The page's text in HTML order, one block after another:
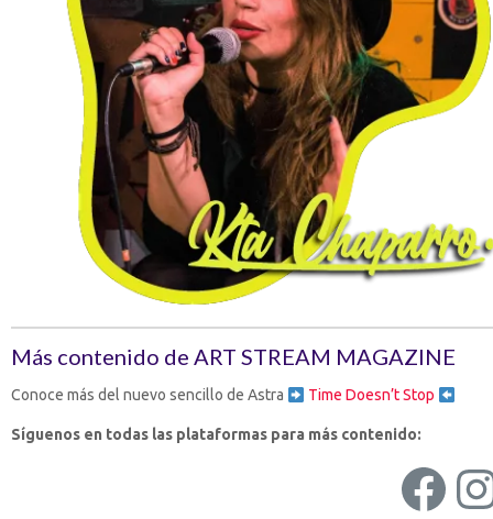
Más contenido de ART STREAM MAGAZINE
Conoce más del nuevo sencillo de Astra Time Doesn’t Stop
Síguenos en todas las plataformas para más contenido: